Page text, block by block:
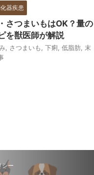
器疾患
さつまいもはOK？量の
を獣医師が解説
さつまいも 下痢 低脂肪 末
シー